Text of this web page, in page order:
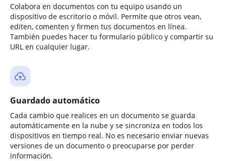
Colabora en documentos con tu equipo usando un
dispositivo de escritorio o móvil. Permite que otros vean,
editen, comenten y firmen tus documentos en línea.
También puedes hacer tu formulario público y compartir su
URL en cualquier lugar.
Guardado automático
Cada cambio que realices en un documento se guarda
automáticamente en la nube y se sincroniza en todos los
dispositivos en tiempo real. No es necesario enviar nuevas
versiones de un documento o preocuparse por perder
información.